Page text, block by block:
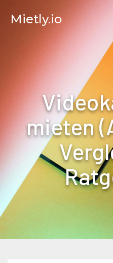
Mietly.io
mieten